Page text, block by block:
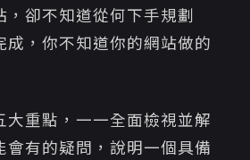
似的糾紛發生？
有這些
想想客戶原本是如何找到你的？
！搭配其他廣告行銷操作才是上
，卻不知道從何下手規劃
成，你不知道你的網站做的
大重點，一一全面檢視並解
會有的疑問，說明一個具備